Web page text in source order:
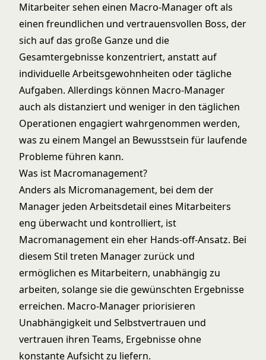
Mitarbeiter sehen einen Macro-Manager oft als
einen freundlichen und vertrauensvollen Boss, der
sich auf das große Ganze und die
Gesamtergebnisse konzentriert, anstatt auf
individuelle Arbeitsgewohnheiten oder tägliche
Aufgaben. Allerdings können Macro-Manager
auch als distanziert und weniger in den täglichen
Operationen engagiert wahrgenommen werden,
was zu einem Mangel an Bewusstsein für laufende
Probleme führen kann.
Was ist Macromanagement?
Anders als Micromanagement, bei dem der
Manager jeden Arbeitsdetail eines Mitarbeiters
eng überwacht und kontrolliert, ist
Macromanagement ein eher Hands-off-Ansatz. Bei
diesem Stil treten Manager zurück und
ermöglichen es Mitarbeitern, unabhängig zu
arbeiten, solange sie die gewünschten Ergebnisse
erreichen. Macro-Manager priorisieren
Unabhängigkeit und Selbstvertrauen und
vertrauen ihren Teams, Ergebnisse ohne
konstante Aufsicht zu liefern.